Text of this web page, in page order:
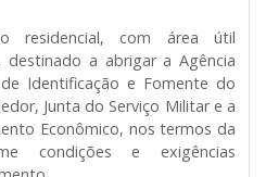
residencial, com área útil
destinado a abrigar a Agência
Identificação e Fomente do
Junta do Serviço Militar e a
Econômico, nos termos da
condições e exigências